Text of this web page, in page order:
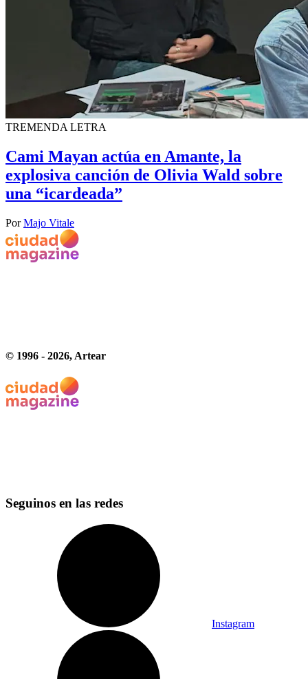
TREMENDA LETRA
Cami Mayan actúa en Amante, la
explosiva canción de Olivia Wald sobre
una “icardeada”
PorMajo Vitale
© 1996 - 2026, Artear
Seguinos en las redes
Instagram